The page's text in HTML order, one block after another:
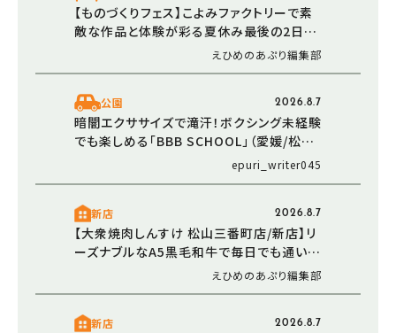
【ものづくりフェス】こよみファクトリーで素
敵な作品と体験が彩る夏休み最後の2日間
えひめのあぷり編集部
公園 2026.8.7
暗闇エクササイズで滝汗！ボクシング未経験
でも楽しめる「BBB SCHOOL」（愛媛/松山
epuri_writer045
新店 2026.8.7
【大衆焼肉しんすけ 松山三番町店/新店】リ
ーズナブルなA5黒毛和牛で毎日でも通いた
くなる焼肉店オープン（2026/5/16 愛媛/松
えひめのあぷり編集部
新店 2026.8.7